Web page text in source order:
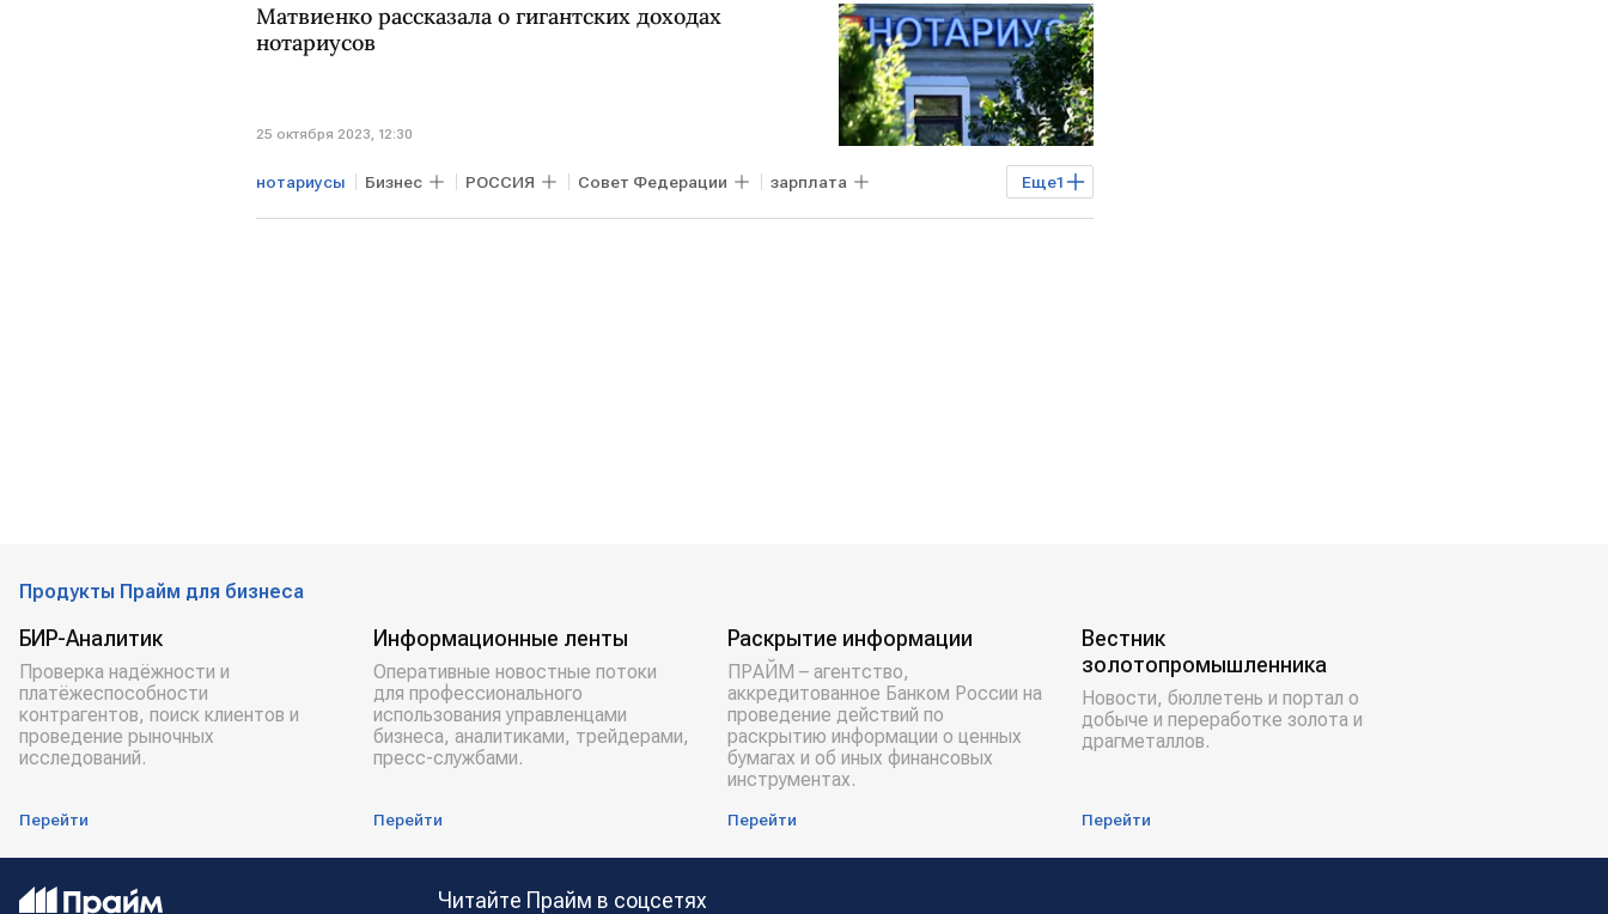
Матвиенко рассказала о гигантских доходах
нотариусов
25 октября 2023, 12:30
Еще1
нотариусы Бизнес РОССИЯ Совет Федерации зарплата
Валентина Матвиенко
Продукты Прайм для бизнеса
БИР-Аналитик
Проверка надёжности и
платёжеспособности
контрагентов, поиск клиентов и
проведение рыночных
исследований.
Перейти
Информационные ленты
Оперативные новостные потоки
для профессионального
использования управленцами
бизнеса, аналитиками, трейдерами,
пресс-службами.
Перейти
Раскрытие информации
ПРАЙМ – агентство,
аккредитованное Банком России на
проведение действий по
раскрытию информации о ценных
бумагах и об иных финансовых
инструментах.
Перейти
Вестник
золотопромышленника
Новости, бюллетень и портал о
добыче и переработке золота и
драгметаллов.
Перейти
Читайте Прайм в соцсетях